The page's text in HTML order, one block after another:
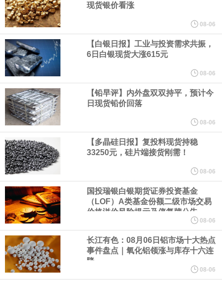
芯片设备制造商东京电子股价下跌近6%，日本存储芯片制造商铠侠
股价下跌超过10%。
WPP股价料创1992年以来最大单日涨幅，上涨25%至11个月高位。
谷歌规划的印度数据中心枢纽建设工作正在如火如荼推进，项目所
在地上方的山坡已经被开挖，露出赤红土层，并修出层层台地。但
环保人士的反对声浪持续高涨，给这家美国科技巨头总规模 150 亿
美元的项目制造重重阻碍
欧股开盘涨跌不一，德国DAX指数跌0.29%，英国富时100指数涨
0.08%，法国CAC40指数涨0.03%，欧洲斯托克50指数跌0.15%，
意大利富时MIB指数跌0.18%。
LME伦镍日内跌超3.00%，现报16574.100美元/吨。
现货银价看涨
08-06
【白银日报】工业与投资需求共振，
6日白银现货大涨615元
08-06
【铅早评】内外盘双双持平，预计今
日现货铅价回落
08-06
【多晶硅日报】复投料现货持稳
33250元，硅片端接货刚需！
08-06
国投瑞银白银期货证券投资基金
（LOF）A类基金份额二级市场交易
价格溢价风险提示及停复牌公告
08-06
长江有色：08月06日铝市场十大热点
事件盘点｜氧化铝领涨与库存十六连
降
08-06